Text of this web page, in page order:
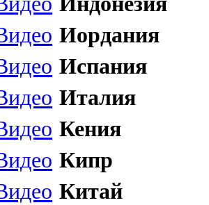
Иордания
Испания
Италия
Кения
Кипр
Китай